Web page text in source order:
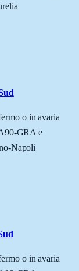
o in avaria
GRA e
Napoli
o in avaria